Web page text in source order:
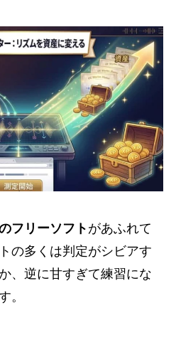
フリーソフト があふれて
の多くは判定がシビアす
、逆に甘すぎて練習にな
。